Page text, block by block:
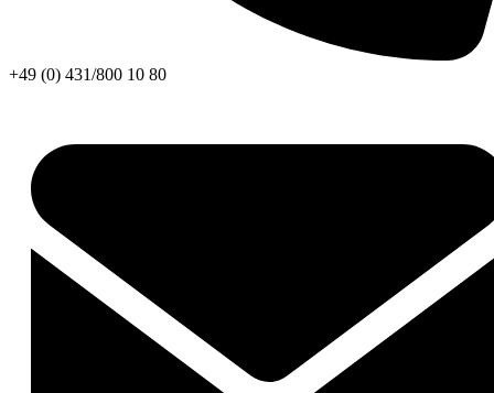
+49 (0) 431/800 10 80